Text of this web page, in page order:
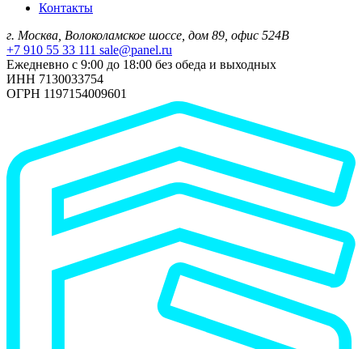
Контакты
г. Москва, Волоколамское шоссе, дом 89, офис 524В
+7 910 55 33 111 sale@panel.ru
Ежедневно с 9:00 до 18:00 без обеда и выходных
ИНН 7130033754
ОГРН 1197154009601